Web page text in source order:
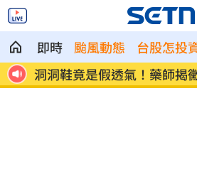
即時 颱風動態 台股怎投
真
遭蔡阿嘎開撕消失！蘿拉轉
文